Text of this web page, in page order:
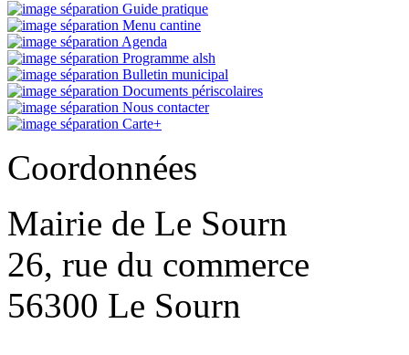
Guide pratique
Menu cantine
Agenda
Programme alsh
Bulletin municipal
Documents périscolaires
Nous contacter
Carte+
Coordonnées
Mairie de Le Sourn
26, rue du commerce
56300 Le Sourn